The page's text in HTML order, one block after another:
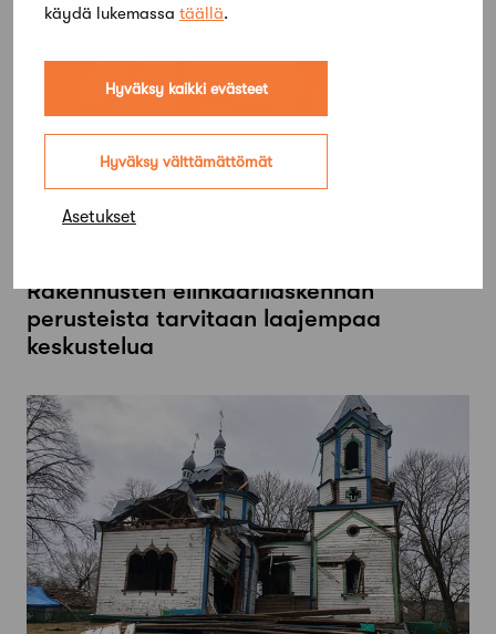
käydä lukemassa täällä.
Hyväksy kaikki evästeet
Hyväksy välttämättömät
Asetukset
Rakennusten elinkaarilaskennan
perusteista tarvitaan laajempaa
keskustelua